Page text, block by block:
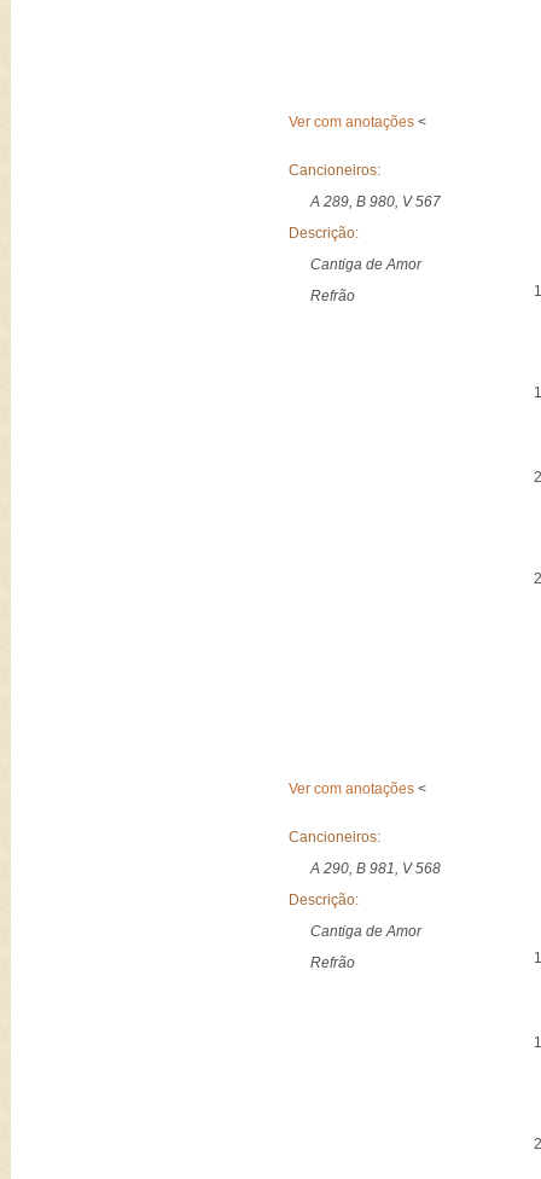
Ver com anotações <
Cancioneiros:
A 289, B 980, V 567
Descrição:
Cantiga de Amor
Refrão
Ver com anotações <
Cancioneiros:
A 290, B 981, V 568
Descrição:
Cantiga de Amor
Refrão